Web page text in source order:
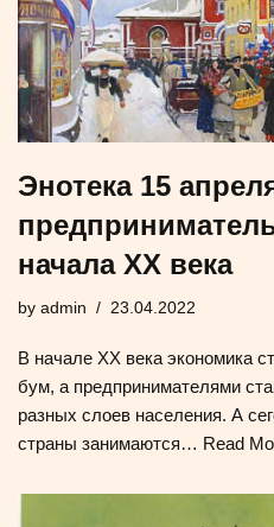
Энотека 15
начала XX века
by admin 23.04.2022
В начале XX века экономика
бум, а предпринимателями
разных слоев населения. А
страны занимаются… Read